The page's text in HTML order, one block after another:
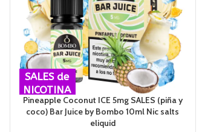
SALES de
NICOTINA
Pineapple Coconut ICE 5mg SALES (piña y
coco) Bar Juice by Bombo 10ml Nic salts
eliquid